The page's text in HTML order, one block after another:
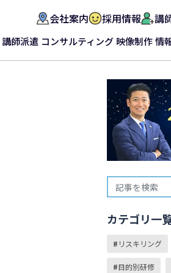
会社案内 採用情報 講
講師派遣 コンサルティング 映像制作情
カテゴリ一
リスキリング
目的別研修